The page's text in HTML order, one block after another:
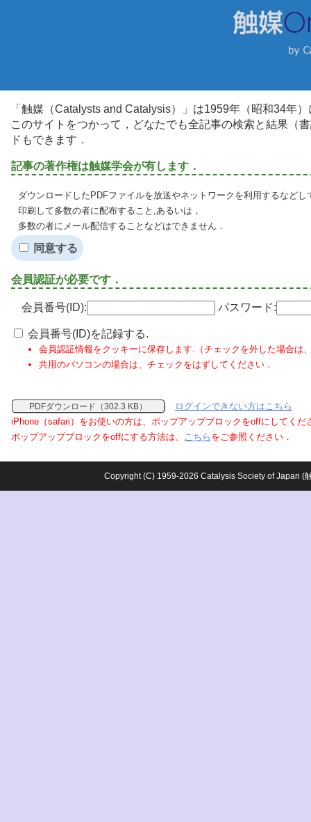
「触媒（Catalysts and Catalysis）」は1959年（昭和34年
このサイトをつかって，どなたでも全記事の検索と結果（
ドもできます．
記事の著作権は触媒学会が有します．
ダウンロードしたPDFファイルを放送やネットワークを利用するなど
印刷して多数の者に配布すること,あるいは，
多数の者にメール配信することなどはできません．
同意する
会員認証が必要です．
会員番号(ID): パスワード:
会員番号(ID)を記録する.
会員認証情報をクッキーに保存します.（チェックを外した場合は
共用のパソコンの場合は、チェックをはずしてください．
PDFダウンロード（302.3 KB）
ログインできない方はこちら
iPhone（safari）をお使いの方は、ポップアップブロックをoffにしてくだ
ポップアップブロックをoffにする方法は、 こちら をご参照ください．
Copyright (C) 1959-2026 Catalysis Society of Japan (